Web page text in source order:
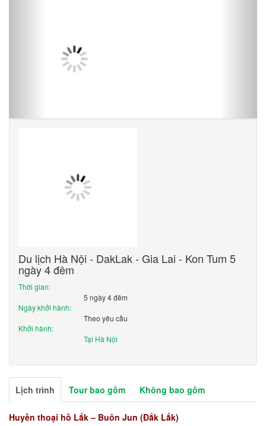
Du lịch Hà Nội - DakLak - Gia Lai - Kon Tum 5
ngày 4 đêm
Thời gian:
5 ngày 4 đêm
Ngày khởi hành:
Theo yêu cầu
Khởi hành:
Tại Hà Nội
Lịch trình Tour bao gồm Không bao gồm
Huyền thoại hồ Lắk – Buôn Jun (Đắk Lắk)